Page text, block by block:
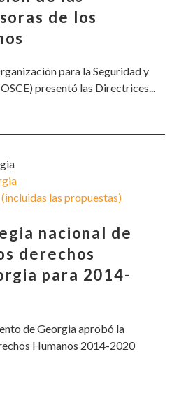
de los
para la Seguridad y
presentó las Directrices...
las propuestas)
nacional de
derechos
para 2014-
de Georgia aprobó la
Humanos 2014-2020